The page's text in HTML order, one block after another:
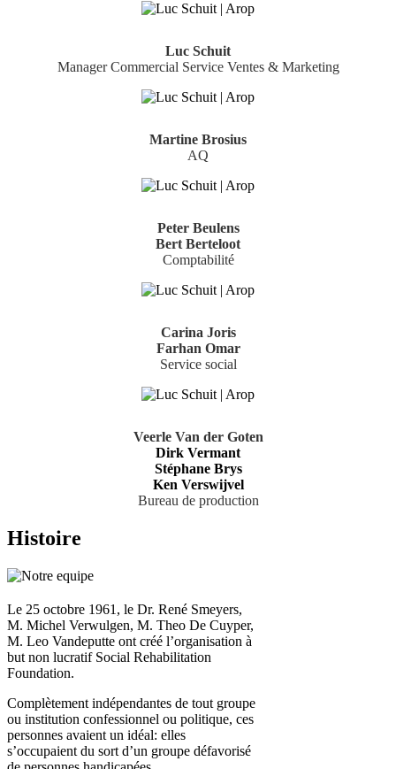
Luc Schuit
Manager Commercial Service Ventes & Marketing
Martine Brosius
AQ
Peter Beulens
Bert Berteloot
Comptabilité
Carina Joris
Farhan Omar
Service social
Veerle Van der Goten
Dirk Vermant
Stéphane Brys
Ken Verswijvel
Bureau de production
Histoire
Le 25 octobre 1961, le Dr. René Smeyers,
M. Michel Verwulgen, M. Theo De Cuyper,
M. Leo Vandeputte ont créé l’organisation à
but non lucratif Social Rehabilitation
Foundation.
Complètement indépendantes de tout groupe
ou institution confessionnel ou politique, ces
personnes avaient un idéal: elles
s’occupaient du sort d’un groupe défavorisé